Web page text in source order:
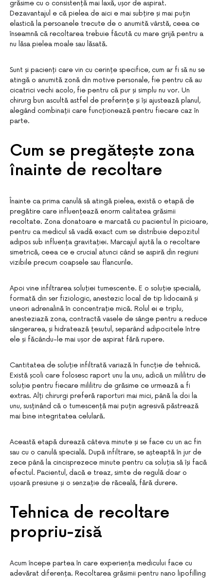
grăsime cu o consistență mai laxă, ușor de aspirat.
Dezavantajul e că pielea de aici e mai subțire și mai puțin
elastică la persoanele trecute de o anumită vârstă, ceea ce
înseamnă că recoltarea trebuie făcută cu mare grijă pentru a
nu lăsa pielea moale sau lăsată.
Sunt și pacienți care vin cu cerințe specifice, cum ar fi să nu se
atingă o anumită zonă din motive personale, fie pentru că au
cicatrici vechi acolo, fie pentru că pur și simplu nu vor. Un
chirurg bun ascultă astfel de preferințe și își ajustează planul,
alegând combinații care funcționează pentru fiecare caz în
parte.
Cum se pregătește zona
înainte de recoltare
Înainte ca prima canulă să atingă pielea, există o etapă de
pregătire care influențează enorm calitatea grăsimii
recoltate. Zona donatoare e marcată cu pacientul în picioare,
pentru ca medicul să vadă exact cum se distribuie depozitul
adipos sub influența gravitației. Marcajul ajută la o recoltare
simetrică, ceea ce e crucial atunci când se aspiră din regiuni
vizibile precum coapsele sau flancurile.
Apoi vine infiltrarea soluției tumescente. E o soluție specială,
formată din ser fiziologic, anestezic local de tip lidocaină și
uneori adrenalină în concentrație mică. Rolul ei e triplu,
anesteziază zona, contractă vasele de sânge pentru a reduce
sângerarea, și hidratează țesutul, separând adipocitele între
ele și făcându-le mai ușor de aspirat fără rupere.
Cantitatea de soluție infiltrată variază în funcție de tehnică.
Există școli care folosesc raport unu la unu, adică un mililitru de
soluție pentru fiecare mililitru de grăsime ce urmează a fi
extras. Alți chirurgi preferă raporturi mai mici, până la doi la
unu, susținând că o tumescență mai puțin agresivă păstrează
mai bine integritatea celulară.
Această etapă durează câteva minute și se face cu un ac fin
sau cu o canulă specială. După infiltrare, se așteaptă în jur de
zece până la cincisprezece minute pentru ca soluția să își facă
efectul. Pacientul, dacă e treaz, simte de regulă doar o
ușoară presiune și o senzație de răceală, fără durere.
Tehnica de recoltare
propriu-zisă
Acum începe partea în care experiența medicului face cu
adevărat diferența. Recoltarea grăsimii pentru nano lipofilling